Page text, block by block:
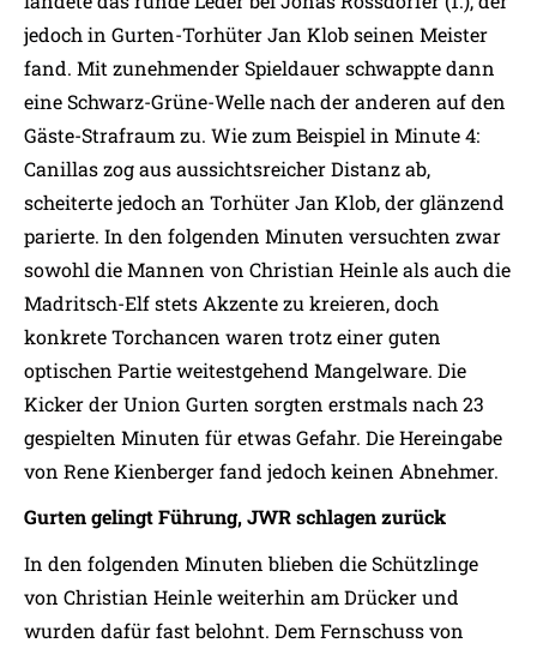
jedoch in Gurten-Torhüter Jan Klob seinen Meister
fand. Mit zunehmender Spieldauer schwappte dann
eine Schwarz-Grüne-Welle nach der anderen auf den
Gäste-Strafraum zu. Wie zum Beispiel in Minute 4:
Canillas zog aus aussichtsreicher Distanz ab,
scheiterte jedoch an Torhüter Jan Klob, der glänzend
parierte. In den folgenden Minuten versuchten zwar
sowohl die Mannen von Christian Heinle als auch die
Madritsch-Elf stets Akzente zu kreieren, doch
konkrete Torchancen waren trotz einer guten
optischen Partie weitestgehend Mangelware. Die
Kicker der Union Gurten sorgten erstmals nach 23
gespielten Minuten für etwas Gefahr. Die Hereingabe
von Rene Kienberger fand jedoch keinen Abnehmer.
Gurten gelingt Führung, JWR schlagen zurück
In den folgenden Minuten blieben die Schützlinge
von Christian Heinle weiterhin am Drücker und
wurden dafür fast belohnt. Dem Fernschuss von